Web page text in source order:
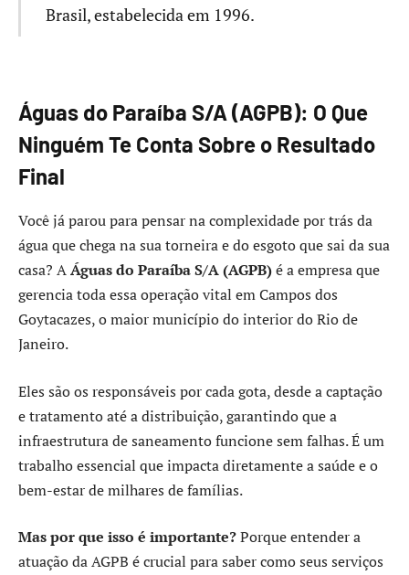
Brasil, estabelecida em 1996.
Águas do Paraíba S/A (AGPB): O Que
Ninguém Te Conta Sobre o Resultado
Final
Você já parou para pensar na complexidade por trás da
água que chega na sua torneira e do esgoto que sai da sua
casa? AÁguas do Paraíba S/A (AGPB)é a empresa que
gerencia toda essa operação vital em Campos dos
Goytacazes, o maior município do interior do Rio de
Janeiro.
Eles são os responsáveis por cada gota, desde a captação
e tratamento até a distribuição, garantindo que a
infraestrutura de saneamento funcione sem falhas. É um
trabalho essencial que impacta diretamente a saúde e o
bem-estar de milhares de famílias.
Mas por que isso é importante?Porque entender a
atuação da AGPB é crucial para saber como seus serviços